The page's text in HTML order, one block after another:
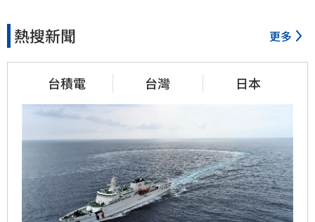
熱搜新聞 更多
台積電 台灣 日本